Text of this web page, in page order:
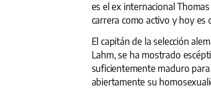
es el ex internacional
carrera como activo y hoy
El capitán de la selección
Lahm, se ha mostrado
suficientemente maduro
abiertamente su